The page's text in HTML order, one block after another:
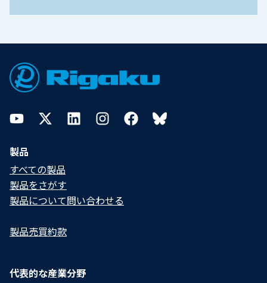
Footer
YouTubeTwitterLinkedInInstagramFacebookBluesky
製品
すべての製品
製品をさがす
製品について問い合わせる​
製品売買約款
代表的な産業分野